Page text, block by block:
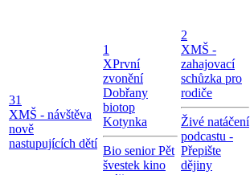
31
XMŠ - návštěva
nově
nastupujících dětí
1
XPrvní
zvonění
Dobřany
biotop
Kotynka
Bio senior Pět
švestek kino
2
XMŠ -
zahajovací
schůzka pro
rodiče
Živé natáčení
podcastu -
Přepište
dějiny